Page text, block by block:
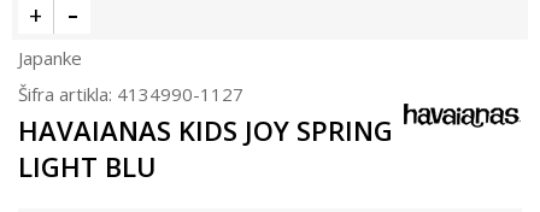
Japanke
Šifra artikla: 4134990-1127
HAVAIANAS KIDS JOY SPRING
LIGHT BLU